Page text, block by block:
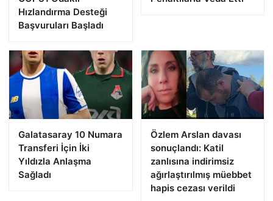
Hızlandırma Desteği
Başvuruları Başladı
Galatasaray 10 Numara
Transferi İçin İki
Yıldızla Anlaşma
Sağladı
Özlem Arslan davası
sonuçlandı: Katil
zanlısına indirimsiz
ağırlaştırılmış müebbet
hapis cezası verildi